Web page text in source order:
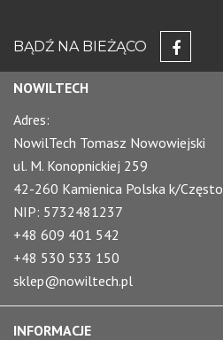
BĄDŹ NA BIEŻĄCO
NOWILTECH
Adres:
NowilTech Tomasz Nowowiejski
ul. M. Konopnickiej 259
42-260 Kamienica Polska k/
NIP: 5732481237
+48 609 401 542
+48 530 533 150
sklep@nowiltech.pl
INFORMACJE